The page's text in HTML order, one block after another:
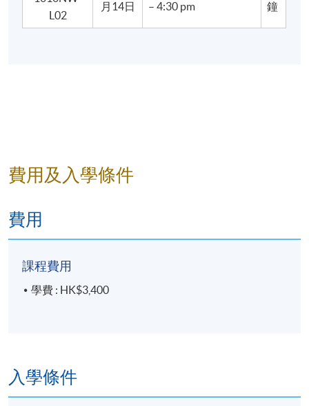
L02
月14日 – 4:30 pm 鐘
費用及入學條件
費用
課程費用
學費 : HK$3,400
入學條件